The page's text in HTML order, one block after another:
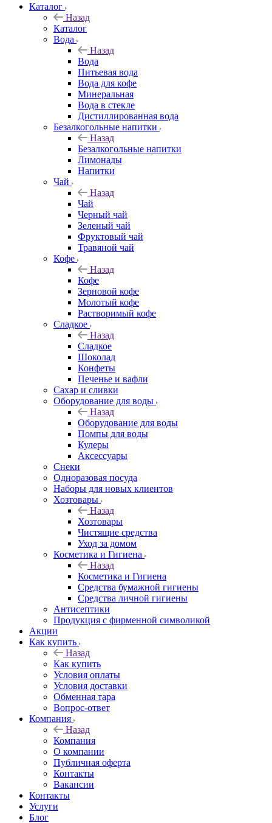
Каталог
Назад
Каталог
Вода
Назад
Вода
Питьевая вода
Вода для кофе
Минеральная
Вода в стекле
Дистиллированная вода
Безалкогольные напитки
Назад
Безалкогольные напитки
Лимонады
Напитки
Чай
Назад
Чай
Черный чай
Зеленый чай
Фруктовый чай
Травяной чай
Кофе
Назад
Кофе
Зерновой кофе
Молотый кофе
Растворимый кофе
Сладкое
Назад
Сладкое
Шоколад
Конфеты
Печенье и вафли
Сахар и сливки
Оборудование для воды
Назад
Оборудование для воды
Помпы для воды
Кулеры
Аксессуары
Снеки
Одноразовая посуда
Наборы для новых клиентов
Хозтовары
Назад
Хозтовары
Чистящие средства
Уход за домом
Косметика и Гигиена
Назад
Косметика и Гигиена
Средства бумажной гигиены
Средства личной гигиены
Антисептики
Продукция с фирменной символикой
Акции
Как купить
Назад
Как купить
Условия оплаты
Условия доставки
Обменная тара
Вопрос-ответ
Компания
Назад
Компания
О компании
Публичная оферта
Контакты
Вакансии
Контакты
Услуги
Блог